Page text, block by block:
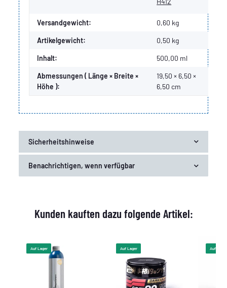
Versandgewicht: 0,60 kg
Artikelgewicht: 0,50 kg
Inhalt: 500,00 ml
Abmessungen ( Länge × Breite ×
Höhe ):
19,50 × 6,50 ×
6,50 cm
Sicherheitshinweise
Benachrichtigen, wenn verfügbar
Kunden kauften dazu folgende Artikel:
Auf Lager Auf Lager Auf Lager